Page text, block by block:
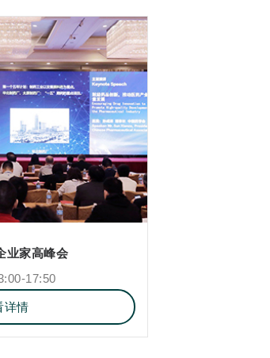
业家高峰会
17:50
详情